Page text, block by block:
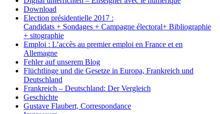
Download
Election présidentielle 2017 :
Candidats + Sondages + Campagne électoral+ Bibliographie
+ sitographie
Emploi : L’accès au premier emploi en France et en
Allemagne
Fehler auf unserem Blog
Flüchtlinge und die Gesetze in Europa, Frankreich und
Deutschland
Frankreich – Deutschland: Der Vergleich
Geschichte
Gustave Flaubert, Correspondance